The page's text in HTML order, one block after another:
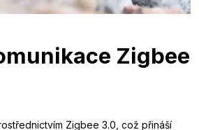
Zigbee
Zigbee 3.0, což přináší